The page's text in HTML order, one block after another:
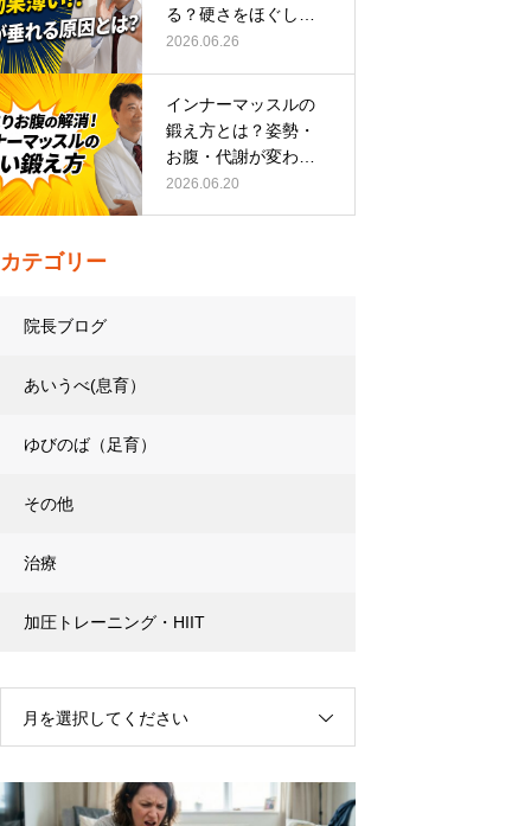
る？硬さをほぐして
整える正しい方…
2026.06.26
インナーマッスルの
鍛え方とは？姿勢・
お腹・代謝が変わる
トレーニング…
2026.06.20
カテゴリー
院長ブログ
あいうべ(息育）
ゆびのば（足育）
その他
治療
加圧トレーニング・HIIT
月を選択してください